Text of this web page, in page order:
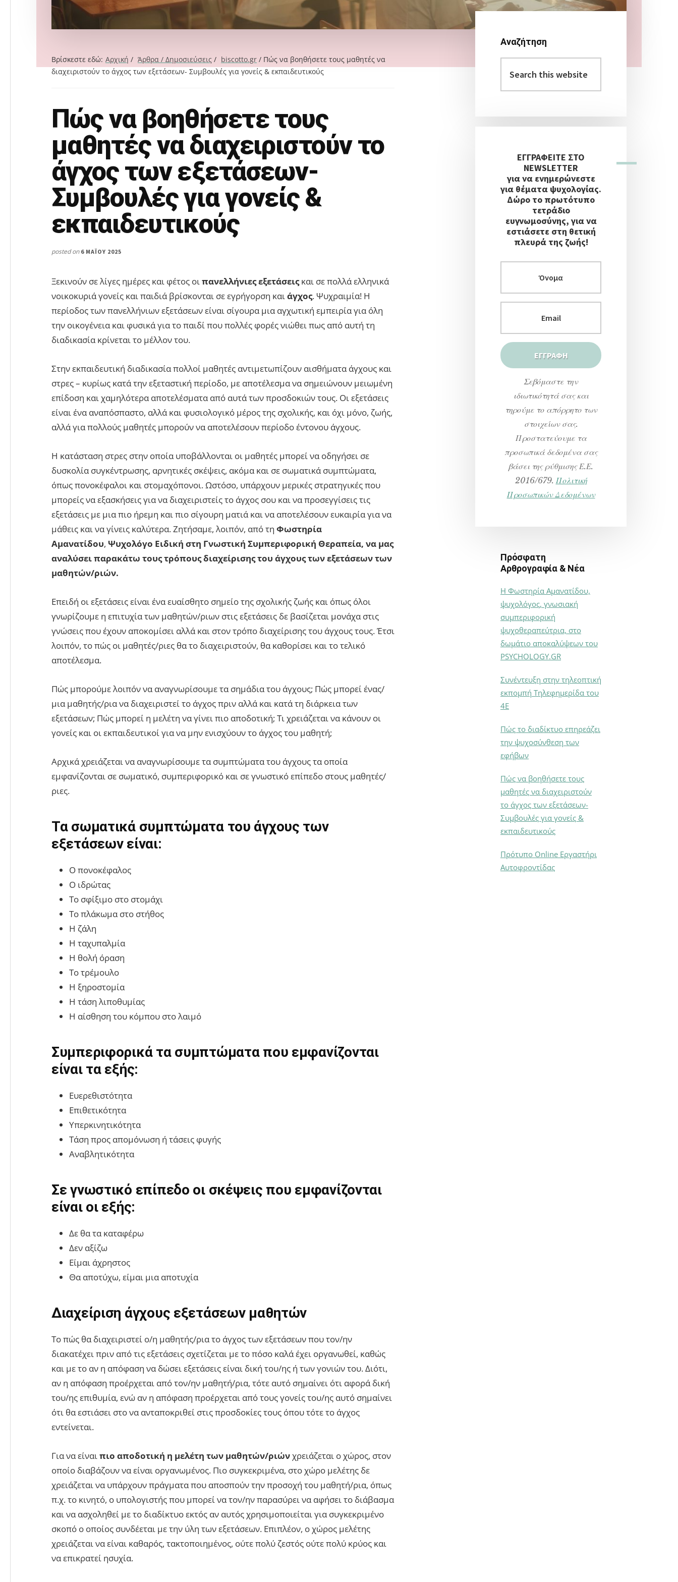
Βρίσκεστε εδώ: Αρχική / Άρθρα / Δημοσιεύσεις / biscotto.gr / Πώς να βοηθήσετε τους μαθητές να
διαχειριστούν το άγχος των εξετάσεων- Συμβουλές για γονείς & εκπαιδευτικούς
Search
this
website
Πώς να βοηθήσετε τους
μαθητές να διαχειριστούν το
άγχος των εξετάσεων-
Συμβουλές για γονείς &
εκπαιδευτικούς
posted on 6 ΜΑΪ́ΟΥ 2025
Ξεκινούν σε λίγες ημέρες και φέτος οιπανελλήνιες εξετάσειςκαι σε πολλά ελληνικά
νοικοκυριά γονείς και παιδιά βρίσκονται σε εγρήγορση καιάγχος. Ψυχραιμία! Η
περίοδος των πανελλήνιων εξετάσεων είναι σίγουρα μια αγχωτική εμπειρία για όλη
την οικογένεια και φυσικά για το παιδί που πολλές φορές νιώθει πως από αυτή τη
διαδικασία κρίνεται το μέλλον του.
Στην εκπαιδευτική διαδικασία πολλοί μαθητές αντιμετωπίζουν αισθήματα άγχους και
στρες – κυρίως κατά την εξεταστική περίοδο, με αποτέλεσμα να σημειώνουν μειωμένη
επίδοση και χαμηλότερα αποτελέσματα από αυτά των προσδοκιών τους. Οι εξετάσεις
είναι ένα αναπόσπαστο, αλλά και φυσιολογικό μέρος της σχολικής, και όχι μόνο, ζωής,
αλλά για πολλούς μαθητές μπορούν να αποτελέσουν περίοδο έντονου άγχους.
Η κατάσταση στρες στην οποία υποβάλλονται οι μαθητές μπορεί να οδηγήσει σε
δυσκολία συγκέντρωσης, αρνητικές σκέψεις, ακόμα και σε σωματικά συμπτώματα,
όπως πονοκέφαλοι και στομαχόπονοι. Ωστόσο, υπάρχουν μερικές στρατηγικές που
μπορείς να εξασκήσεις για να διαχειριστείς το άγχος σου και να προσεγγίσεις τις
εξετάσεις με μια πιο ήρεμη και πιο σίγουρη ματιά και να αποτελέσουν ευκαιρία για να
μάθεις και να γίνεις καλύτερα. Ζητήσαμε, λοιπόν, από τη Φωστηρία
Αμανατίδου, Ψυχολόγο Ειδική στη Γνωστική Συμπεριφορική Θεραπεία, να μας
αναλύσει παρακάτω τους τρόπους διαχείρισης του άγχους των εξετάσεων των
μαθητών/ριών.
Επειδή οι εξετάσεις είναι ένα ευαίσθητο σημείο της σχολικής ζωής και όπως όλοι
γνωρίζουμε η επιτυχία των μαθητών/ριων στις εξετάσεις δε βασίζεται μονάχα στις
γνώσεις που έχουν αποκομίσει αλλά και στον τρόπο διαχείρισης του άγχους τους. Έτσι
λοιπόν, το πώς οι μαθητές/ριες θα το διαχειριστούν, θα καθορίσει και το τελικό
αποτέλεσμα.
Πώς μπορούμε λοιπόν να αναγνωρίσουμε τα σημάδια του άγχους; Πώς μπορεί ένας/
μια μαθητής/ρια να διαχειριστεί το άγχος πριν αλλά και κατά τη διάρκεια των
εξετάσεων; Πώς μπορεί η μελέτη να γίνει πιο αποδοτική; Τι χρειάζεται να κάνουν οι
γονείς και οι εκπαιδευτικοί για να μην ενισχύουν το άγχος του μαθητή;
Αρχικά χρειάζεται να αναγνωρίσουμε τα συμπτώματα του άγχους τα οποία
εμφανίζονται σε σωματικό, συμπεριφορικό και σε γνωστικό επίπεδο στους μαθητές/
ριες.
Τα σωματικά συμπτώματα του άγχους των
εξετάσεων είναι:
Ο πονοκέφαλος
Ο ιδρώτας
Το σφίξιμο στο στομάχι
Το πλάκωμα στο στήθος
Η ζάλη
Η ταχυπαλμία
Η θολή όραση
Το τρέμουλο
Η ξηροστομία
Η τάση λιποθυμίας
Η αίσθηση του κόμπου στο λαιμό
Συμπεριφορικά τα συμπτώματα που εμφανίζονται
είναι τα εξής:
Ευερεθιστότητα
Επιθετικότητα
Υπερκινητικότητα
Τάση προς απομόνωση ή τάσεις φυγής
Αναβλητικότητα
Σε γνωστικό επίπεδο οι σκέψεις που εμφανίζονται
είναι οι εξής:
Δε θα τα καταφέρω
Δεν αξίζω
Είμαι άχρηστος
Θα αποτύχω, είμαι μια αποτυχία
Διαχείριση άγχους εξετάσεων μαθητών
Το πώς θα διαχειριστεί ο/η μαθητής/ρια το άγχος των εξετάσεων που τον/ην
διακατέχει πριν από τις εξετάσεις σχετίζεται με το πόσο καλά έχει οργανωθεί, καθώς
και με το αν η απόφαση να δώσει εξετάσεις είναι δική του/ης ή των γονιών του. Διότι,
αν η απόφαση προέρχεται από τον/ην μαθητή/ρια, τότε αυτό σημαίνει ότι αφορά δική
του/ης επιθυμία, ενώ αν η απόφαση προέρχεται από τους γονείς του/ης αυτό σημαίνει
ότι θα εστιάσει στο να ανταποκριθεί στις προσδοκίες τους όπου τότε το άγχος
εντείνεται.
Για να είναιπιο αποδοτική η μελέτη των μαθητών/ριώνχρειάζεται ο χώρος, στον
οποίο διαβάζουν να είναι οργανωμένος. Πιο συγκεκριμένα, στο χώρο μελέτης δε
χρειάζεται να υπάρχουν πράγματα που αποσπούν την προσοχή του μαθητή/ρια, όπως
π.χ. το κινητό, ο υπολογιστής που μπορεί να τον/ην παρασύρει να αφήσει το διάβασμα
και να ασχοληθεί με το διαδίκτυο εκτός αν αυτός χρησιμοποιείται για συγκεκριμένο
σκοπό ο οποίος συνδέεται με την ύλη των εξετάσεων. Επιπλέον, ο χώρος μελέτης
χρειάζεται να είναι καθαρός, τακτοποιημένος, ούτε πολύ ζεστός ούτε πολύ κρύος και
να επικρατεί ησυχία.
Αρχική
Πλευρική
Στήλη
Αναζήτηση
this
website
ΕΓΓΡΑΦΕΙΤΕ ΣΤΟ
NEWSLETTER
για να ενημερώνεστε
για θέματα ψυχολογίας.
Δώρο το πρωτότυπο
τετράδιο
ευγνωμοσύνης, για να
εστιάσετε στη θετική
πλευρά της ζωής!
Σεβόμαστε την
ιδιωτικότητά σας και
τηρούμε το απόρρητο των
στοιχείων σας.
Προστατεύουμε τα
προσωπικά δεδομένα σας
βάσει της ρύθμισης Ε.Ε.
2016/679. Πολιτική
Προσωπικών Δεδομένων
Πρόσφατη
Αρθρογραφία & Νέα
Η Φωστηρία Αμανατίδου,
ψυχολόγος, γνωσιακή
συμπεριφορική
ψυχοθεραπεύτρια, στο
δωμάτιο αποκαλύψεων του
PSYCHOLOGY.GR
Συνέντευξη στην τηλεοπτική
εκπομπή Τηλεφημερίδα του
4Ε
Πώς το διαδίκτυο επηρεάζει
την ψυχοσύνθεση των
εφήβων
Πώς να βοηθήσετε τους
μαθητές να διαχειριστούν
το άγχος των εξετάσεων-
Συμβουλές για γονείς &
εκπαιδευτικούς
Πρότυπο Online Εργαστήρι
Αυτοφροντίδας